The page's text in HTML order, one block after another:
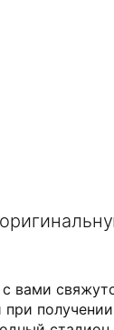
с вами
получении